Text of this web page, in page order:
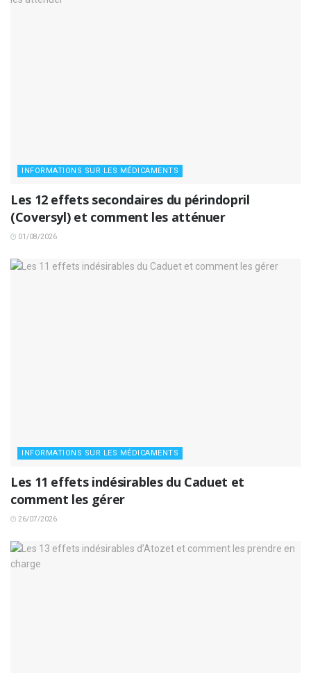
INFORMATIONS SUR LES MÉDICAMENTS
Les 12 effets secondaires du périndopril
(Coversyl) et comment les atténuer
01/08/2026
INFORMATIONS SUR LES MÉDICAMENTS
Les 11 effets indésirables du Caduet et
comment les gérer
26/07/2026